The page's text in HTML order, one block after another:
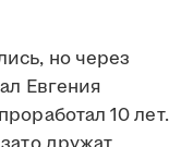
но через
Евгения
10 лет.